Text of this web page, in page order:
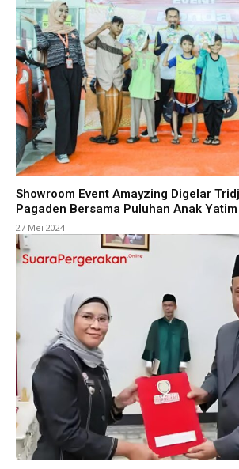
Showroom Event Amayzing Digelar
Pagaden Bersama Puluhan Anak
27 Mei 2024